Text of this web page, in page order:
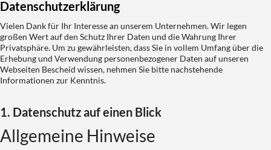
Datenschutzerklärung
Vielen Dank für Ihr Interesse an unserem Unternehmen. Wir legen
großen Wert auf den Schutz Ihrer Daten und die Wahrung Ihrer
Privatsphäre. Um zu gewährleisten, dass Sie in vollem Umfang über die
Erhebung und Verwendung personenbezogener Daten auf unseren
Webseiten Bescheid wissen, nehmen Sie bitte nachstehende
Informationen zur Kenntnis.
1. Datenschutz auf einen Blick
Allgemeine Hinweise